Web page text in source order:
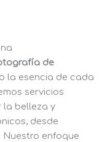
de
la esencia de cada
servicios
belleza y
desde
enfoque